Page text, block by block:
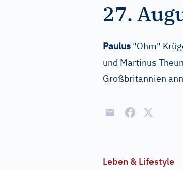
27.
Paulus "Ohm"
und Martinus
Großbritannien
Leben & Lifestyle